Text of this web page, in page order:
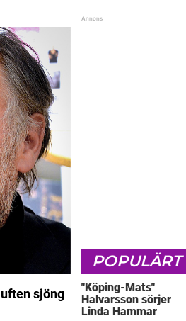
sjöng
POPULÄRT
"Köping-Mats"
Halvarsson sörjer
Linda Hammar